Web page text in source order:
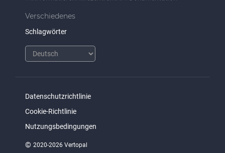
Verschiedenes
Schlagwörter
Datenschutzrichtlinie
Cookie-Richtlinie
Nutzungsbedingungen
© 2020-2026 Vertopal